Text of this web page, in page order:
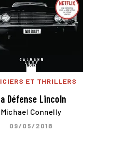
ET THRILLERS
Défense Lincoln
Michael Connelly
09/05/2018